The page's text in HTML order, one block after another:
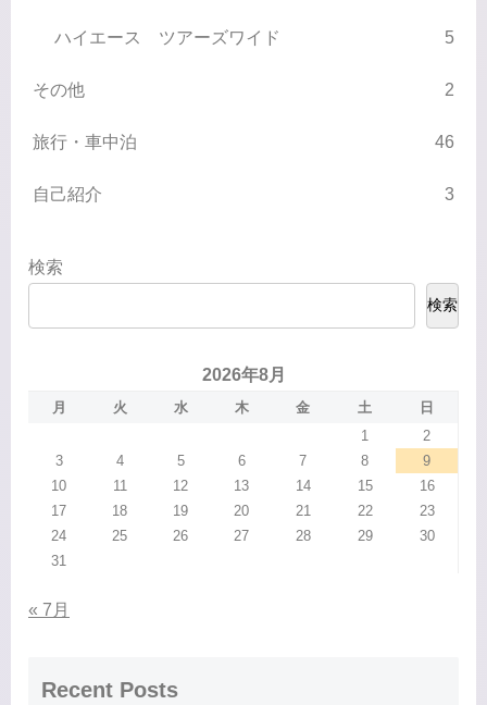
ハイエース ツアーズワイド 5
その他 2
旅行・車中泊 46
自己紹介 3
検索
検索
2026年8月
月 火 水 木 金 土
日
1
2
3
4 5 6 7 8
9
10
11 12 13 14 15
16
17
18 19 20 21 22
23
24
25 26 27 28 29
30
31
« 7月
Recent Posts